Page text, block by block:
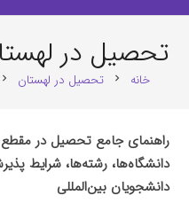
تحصیل در
خانه chevron_right تحصیل در لهستان chevron_right
راهنمای جامع تحصیل در
دانشگاه‌ها، رشته‌ها، شرایط
دانشجویان بین‌المللی